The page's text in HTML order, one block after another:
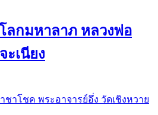
ลกมหาลาภ หลวงพ่อ
ะเนียง